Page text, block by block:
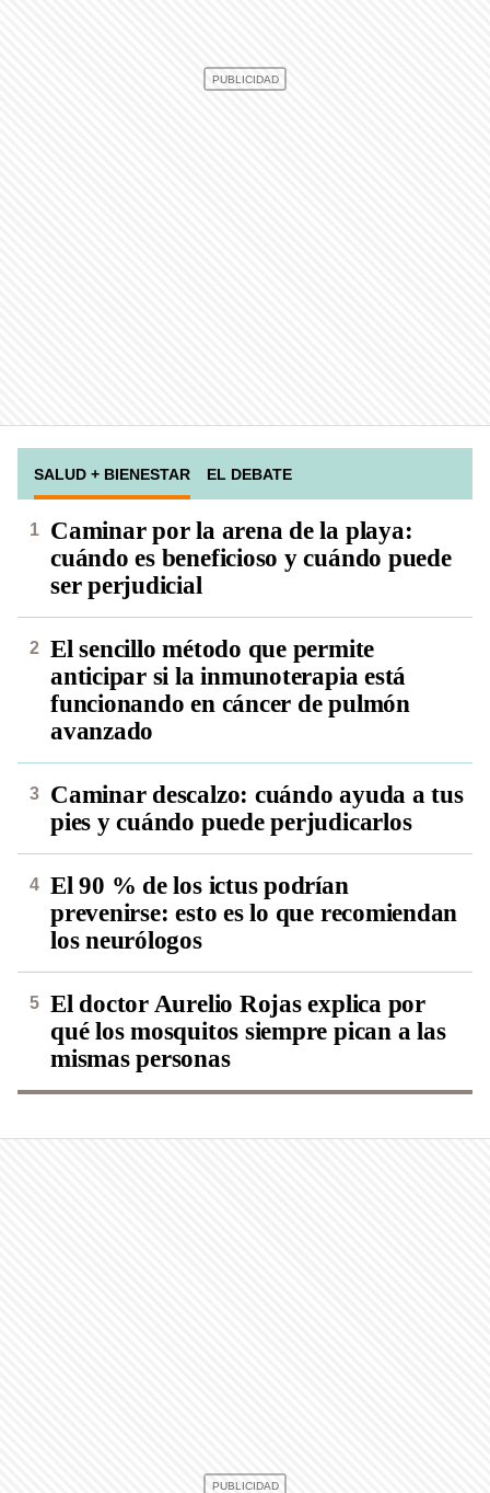
SALUD + BIENESTAR EL DEBATE
Caminar por la arena de la playa:
cuándo es beneficioso y cuándo puede
ser perjudicial
El sencillo método que permite
anticipar si la inmunoterapia está
funcionando en cáncer de pulmón
avanzado
Caminar descalzo: cuándo ayuda a tus
pies y cuándo puede perjudicarlos
El 90 % de los ictus podrían
prevenirse: esto es lo que recomiendan
los neurólogos
El doctor Aurelio Rojas explica por
qué los mosquitos siempre pican a las
mismas personas